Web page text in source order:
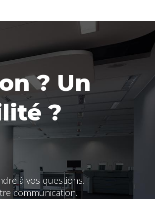
? Un
?
à vos questions.
communication.